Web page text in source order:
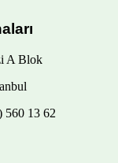
A Blok
560 13 62